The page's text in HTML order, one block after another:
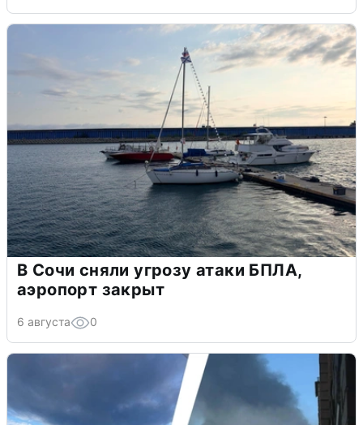
В Сочи сняли угрозу атаки БПЛА,
аэропорт закрыт
6 августа 0